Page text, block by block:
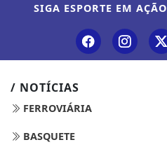
SIGA ESPORTE EM AÇÃO
/ NOTÍCIAS
FERROVIÁRIA
BASQUETE